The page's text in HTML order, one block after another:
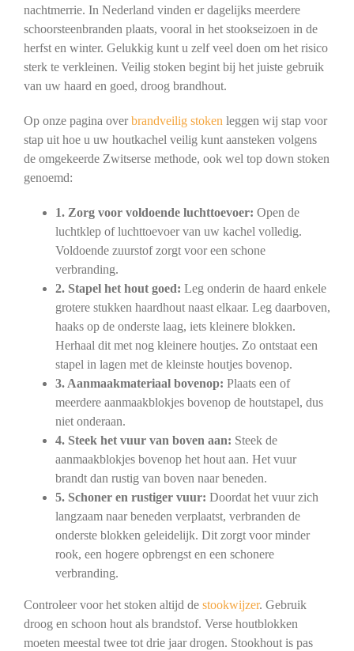
nachtmerrie. In Nederland vinden er dagelijks meerdere
schoorsteenbranden plaats, vooral in het stookseizoen in de
herfst en winter. Gelukkig kunt u zelf veel doen om het risico
sterk te verkleinen. Veilig stoken begint bij het juiste gebruik
van uw haard en goed, droog brandhout.
Op onze pagina overbrandveilig stoken leggen wij stap voor
stap uit hoe u uw houtkachel veilig kunt aansteken volgens
de omgekeerde Zwitserse methode, ook wel top down stoken
genoemd:
1. Zorg voor voldoende luchttoevoer: Open de
luchtklep of luchttoevoer van uw kachel volledig.
Voldoende zuurstof zorgt voor een schone
verbranding.
2. Stapel het hout goed: Leg onderin de haard enkele
grotere stukken haardhout naast elkaar. Leg daarboven,
haaks op de onderste laag, iets kleinere blokken.
Herhaal dit met nog kleinere houtjes. Zo ontstaat een
stapel in lagen met de kleinste houtjes bovenop.
3. Aanmaakmateriaal bovenop: Plaats een of
meerdere aanmaakblokjes bovenop de houtstapel, dus
niet onderaan.
4. Steek het vuur van boven aan: Steek de
aanmaakblokjes bovenop het hout aan. Het vuur
brandt dan rustig van boven naar beneden.
5. Schoner en rustiger vuur: Doordat het vuur zich
langzaam naar beneden verplaatst, verbranden de
onderste blokken geleidelijk. Dit zorgt voor minder
rook, een hogere opbrengst en een schonere
verbranding.
Controleer voor het stoken altijd de stookwijzer. Gebruik
droog en schoon hout als brandstof. Verse houtblokken
moeten meestal twee tot drie jaar drogen. Stookhout is pas